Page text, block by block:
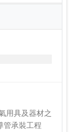
用具及器材之
管承裝工程